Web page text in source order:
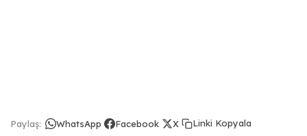
Paylaş: WhatsApp Facebook X Linki Kopyala